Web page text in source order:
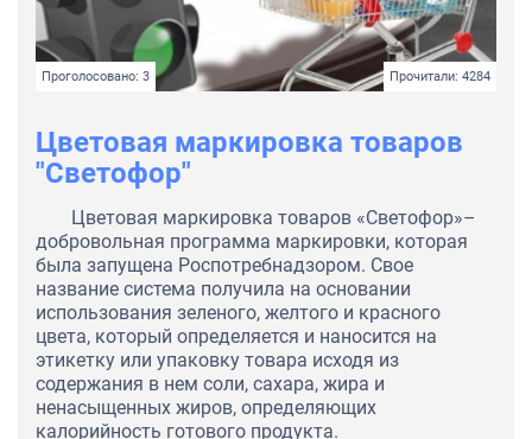
Проголосовано: 3 Прочитали: 4284
Цветовая маркировка товаров
"Светофор"
Цветовая маркировка товаров «Светофор»–
добровольная программа маркировки, которая
была запущена Роспотребнадзором. Свое
название система получила на основании
использования зеленого, желтого и красного
цвета, который определяется и наносится на
этикетку или упаковку товара исходя из
содержания в нем соли, сахара, жира и
ненасыщенных жиров, определяющих
калорийность готового продукта.